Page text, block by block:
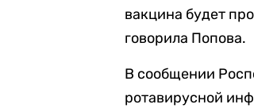
вакцина будет
говорила Попова.
В сообщении
ротавирусной